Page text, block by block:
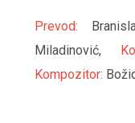
Prevod:
Miladinović,
Kompozitor: